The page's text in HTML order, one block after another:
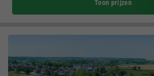
Toon prijzen